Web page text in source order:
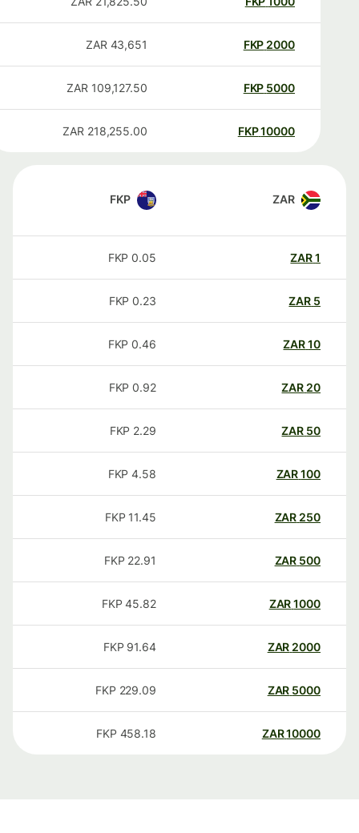
2000
FKP
43,651
ZAR
5000
FKP
109,127.50
ZAR
10000
FKP
218,255.00
ZAR
ZAR
FKP
ZAR
0.05
FKP
ZAR
0.23
FKP
ZAR
0.46
FKP
20
ZAR
0.92
FKP
50
ZAR
2.29
FKP
100
ZAR
4.58
FKP
250
ZAR
11.45
FKP
500
ZAR
22.91
FKP
1000
ZAR
45.82
FKP
2000
ZAR
91.64
FKP
5000
ZAR
229.09
FKP
10000
ZAR
458.18
FKP